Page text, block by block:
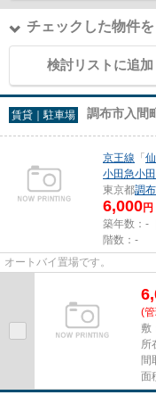
チェックした物件
検討リストに追加
賃貸｜駐車場 調布市入間
京王線 「 仙
小田急小
東京都調
6,000円
築年数：-
階数：-
オートバイ置場です。
(
敷
所
間
面